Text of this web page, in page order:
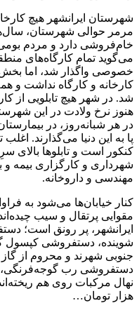
شهرستان ایرانشهر هیچ
مرمر حوالی شهرستان،
خام‌فروشی دارد و مردم بومی
خصوصی واگذار شد، اما
شد. در شهر هیچ تابلویی از
هنوز نرخ ولادت در این
پا به این دنیا می‌گذارند.
کنکور است و تابلو‌ها بالای
شهرداری و کارگزاری بیمه و
مهندسی و داروخانه.
کنار خیابان‌ها می‌شود به
مقوایی پرتقال و سیب
ایرانشهر، پر رونق است؛
شوینده، دستفروشی کپسول
جنوبی شهرند و محروم از
دستفروشی رب گوجه‌فرنگی،
هزار تومان…